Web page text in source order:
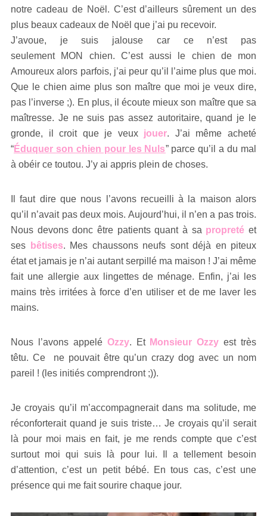
notre cadeau de Noël. C’est d’ailleurs sûrement un des
plus beaux cadeaux de Noël que j’ai pu recevoir.
J’avoue, je suis jalouse car ce n’est pas
seulement MON chien. C’est aussi le chien de mon
Amoureux alors parfois, j’ai peur qu’il l’aime plus que moi.
Que le chien aime plus son maître que moi je veux dire,
pas l’inverse ;). En plus, il écoute mieux son maître que sa
maîtresse. Je ne suis pas assez autoritaire, quand je le
gronde, il croit que je veux jouer. J’ai même acheté
“Éduquer son chien pour les Nuls” parce qu’il a du mal
à obéir ce toutou. J’y ai appris plein de choses.
Il faut dire que nous l’avons recueilli à la maison alors
qu’il n’avait pas deux mois. Aujourd’hui, il n’en a pas trois.
Nous devons donc être patients quant à sa propreté et
ses
bêtises. Mes chaussons neufs sont déjà en piteux
état et jamais je n’ai autant serpillé ma maison ! J’ai même
fait une allergie aux lingettes de ménage. Enfin, j’ai les
mains très irritées à force d’en utiliser et de me laver les
mains.
Nous l’avons appelé Ozzy. Et Monsieur Ozzy est très
têtu. Ce ne pouvait être qu’un crazy dog avec un nom
pareil ! (les initiés comprendront ;)).
Je croyais qu’il m’accompagnerait dans ma solitude, me
réconforterait quand je suis triste… Je croyais qu’il serait
là pour moi mais en fait, je me rends compte que c’est
surtout moi qui suis là pour lui. Il a tellement besoin
d’attention, c’est un petit bébé. En tous cas, c’est une
présence qui me fait sourire chaque jour.